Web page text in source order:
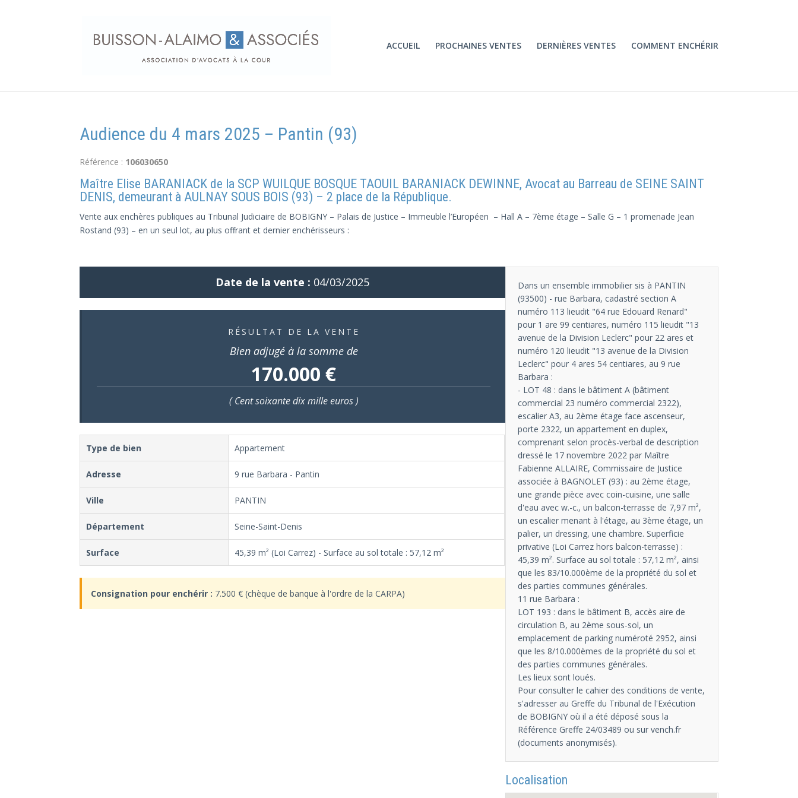
ACCUEIL PROCHAINES VENTES DERNIÈRES VENTES COMMENT ENCHÉRIR
Audience du 4 mars 2025 – Pantin (93)
Référence : 106030650
Maître Elise BARANIACK de la SCP WUILQUE BOSQUE TAOUIL BARANIACK DEWINNE, Avocat au Barreau de SEINE SAINT
DENIS, demeurant à AULNAY SOUS BOIS (93) – 2 place de la République.
Vente aux enchères publiques au Tribunal Judiciaire de BOBIGNY – Palais de Justice – Immeuble l’Européen – Hall A – 7ème étage – Salle G – 1 promenade Jean
Rostand (93) – en un seul lot, au plus offrant et dernier enchérisseurs :
Date de la vente : 04/03/2025
RÉSULTAT DE LA VENTE
Bien adjugé à la somme de
170.000 €
( Cent soixante dix mille euros )
Type de bien Appartement
Adresse 9 rue Barbara - Pantin
Ville PANTIN
Département Seine-Saint-Denis
Surface 45,39 m² (Loi Carrez) - Surface au sol totale : 57,12 m²
Consignation pour enchérir : 7.500 € (chèque de banque à l'ordre de la CARPA)
Dans un ensemble immobilier sis à PANTIN
(93500) - rue Barbara, cadastré section A
numéro 113 lieudit "64 rue Edouard Renard"
pour 1 are 99 centiares, numéro 115 lieudit "13
avenue de la Division Leclerc" pour 22 ares et
numéro 120 lieudit "13 avenue de la Division
Leclerc" pour 4 ares 54 centiares, au 9 rue
Barbara :
- LOT 48 : dans le bâtiment A (bâtiment
commercial 23 numéro commercial 2322),
escalier A3, au 2ème étage face ascenseur,
porte 2322, un appartement en duplex,
comprenant selon procès-verbal de description
dressé le 17 novembre 2022 par Maître
Fabienne ALLAIRE, Commissaire de Justice
associée à BAGNOLET (93) : au 2ème étage,
une grande pièce avec coin-cuisine, une salle
d'eau avec w.-c., un balcon-terrasse de 7,97 m²,
un escalier menant à l'étage, au 3ème étage, un
palier, un dressing, une chambre. Superficie
privative (Loi Carrez hors balcon-terrasse) :
45,39 m². Surface au sol totale : 57,12 m², ainsi
que les 83/10.000ème de la propriété du sol et
des parties communes générales.
11 rue Barbara :
LOT 193 : dans le bâtiment B, accès aire de
circulation B, au 2ème sous-sol, un
emplacement de parking numéroté 2952, ainsi
que les 8/10.000èmes de la propriété du sol et
des parties communes générales.
Les lieux sont loués.
Pour consulter le cahier des conditions de vente,
s'adresser au Greffe du Tribunal de l'Exécution
de BOBIGNY où il a été déposé sous la
Référence Greffe 24/03489 ou sur vench.fr
(documents anonymisés).
Localisation